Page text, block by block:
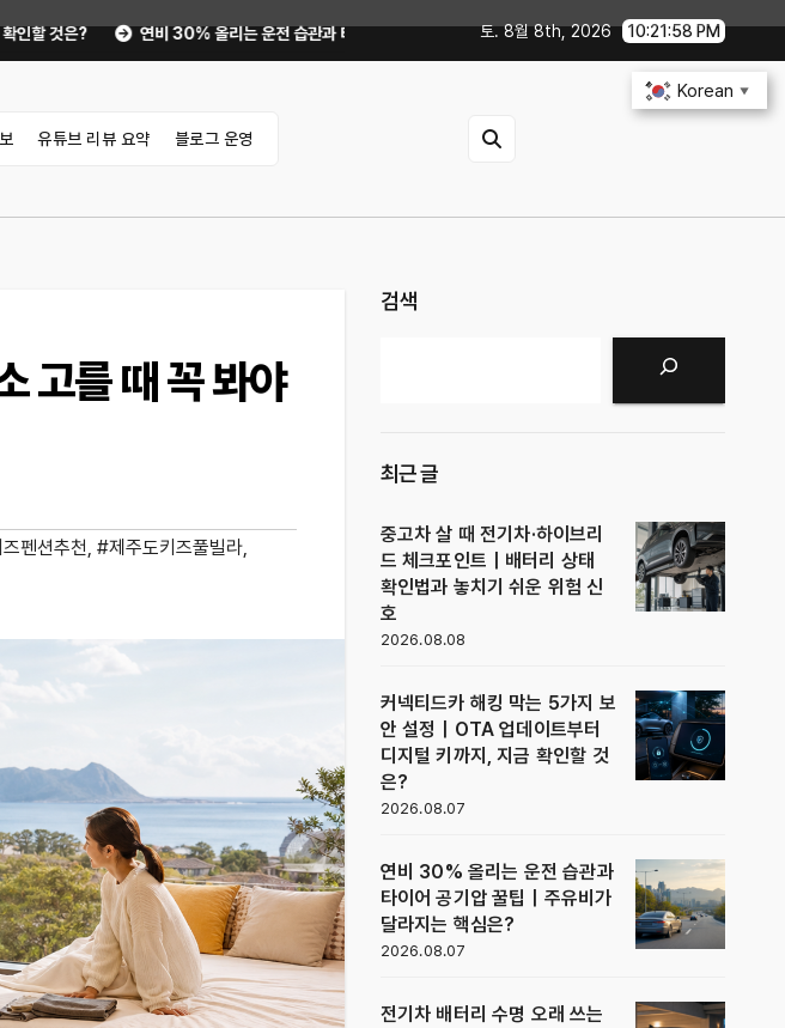
30% 올리는 운전 습관과 타이어 공기압 꿀팁｜주유비가 달라지는 핵심은? 전기차 배터리 수명 오래 쓰는 충전·
토. 8월 8th, 2026 10:22:00 PM
유튜브 리뷰 요약 블로그 운영
고를 때 꼭 봐야
펜션추천, #제주도키즈풀빌라,
검색
최근 글
중고차 살 때 전기차·하이브리
드 체크포인트｜배터리 상태
확인법과 놓치기 쉬운 위험 신
호
2026.08.08
커넥티드카 해킹 막는 5가지 보
안 설정｜OTA 업데이트부터
디지털 키까지, 지금 확인할 것
은?
2026.08.07
연비 30% 올리는 운전 습관과
타이어 공기압 꿀팁｜주유비가
달라지는 핵심은?
2026.08.07
전기차 배터리 수명 오래 쓰는
Korean ▼